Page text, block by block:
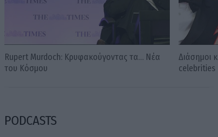
Rupert Murdoch: Κρυφακούγοντας τα… Νέα
του Κόσμου
Διάσημοι
celebrities
PODCASTS